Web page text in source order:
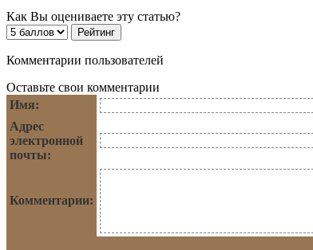
Как Вы оцениваете эту статью?
Комментарии пользователей
Оставьте свои комментарии
Имя:
Адрес
электронной
почты:
Комментарии: